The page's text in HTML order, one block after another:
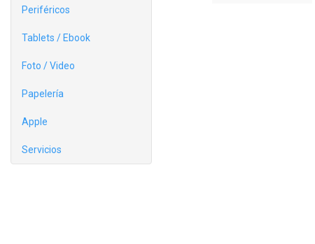
Periféricos
Tablets / Ebook
Foto / Video
Papelería
Apple
Servicios